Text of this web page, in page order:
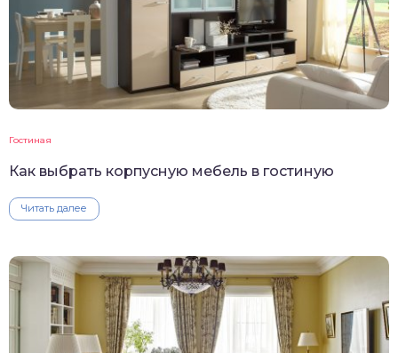
Гостиная
Как выбрать корпусную мебель в гостиную
Читать далее